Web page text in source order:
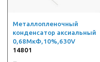
Металлопленочный
конденсатор аксиальный
0,68МкФ,10%,630V
14801